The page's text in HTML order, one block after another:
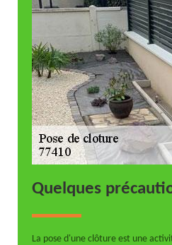
Quelques
La pose d'une clôture est une